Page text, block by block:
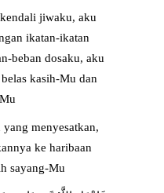
jiwaku, aku
ikatan-ikatan
beban dosaku, aku
kasih-Mu dan
menyesatkan,
ke haribaan
sayang-Mu